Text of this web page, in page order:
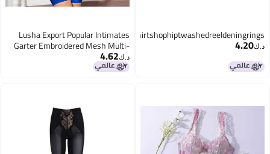
Streetwearradahnshirtshophiptwashedreeldeningrings
د.ك‏4.20
Lusha Export Popular Intimates
Garter Embroidered Mesh Multi-
Color Body Shaping Split Suit
Xyh0348
د.ك‏4.62